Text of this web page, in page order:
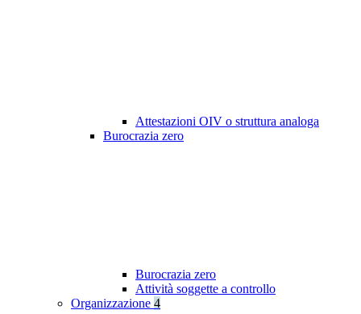
Attestazioni OIV o struttura analoga
Burocrazia zero
Burocrazia zero
Attività soggette a controllo
Organizzazione 4